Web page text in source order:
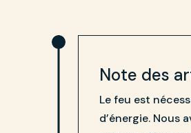
Note des
Le feu est
d’énergie. Nous